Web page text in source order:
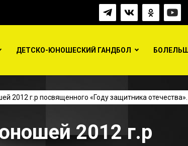
ДЕТСКО-ЮНОШЕСКИЙ ГАНДБОЛ
2012 г.р посвященного «Году защитника отечества».
2012 г.р